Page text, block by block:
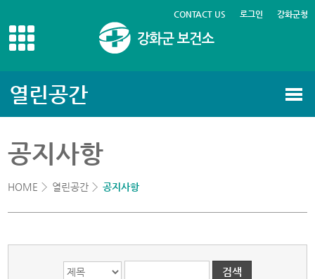
CONTACT US 로그인 강화군청
열린공간
공지사항
HOME 열린공간 공지사항